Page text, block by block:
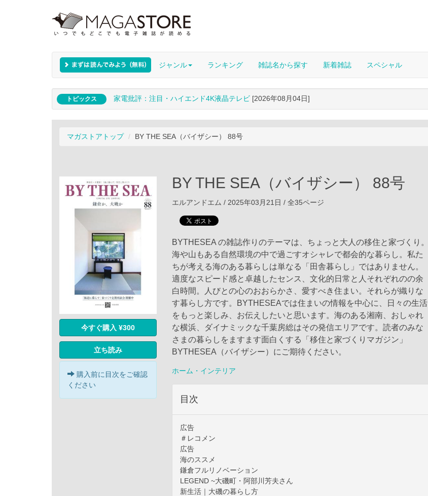
ジャンル ランキング 雑誌名から探す 新着雑誌 スペシャル
トピックス 家電批評：注目・ハイエンド4K液晶テレビ [2026年08月04日]
マガストアトップ BY THE SEA（バイザシー） 88号
今すぐ購入 ¥300
立ち読み
購入前に目次をご確認
ください
BY THE SEA（バイザシー） 88号
エルアンドエム / 2025年03月21日 / 全35ページ
BYTHESEA の雑誌作りのテーマは、ちょっと大人の移住と家づくり。
海や山もある自然環境の中で過ごすオシャレで都会的な暮らし。私た
ちが考える海のある暮らしは単なる「田舎暮らし」ではありません。
適度なスピード感と卓越したセンス、文化的日常と人それぞれのの余
白時間。人びとの心のおおらかさ、愛すべき住まい。それらが織りな
す暮らし方です。BYTHESEAでは住まいの情報を中心に、日々の生活
をもっと楽しみ、お伝えしたいと思います。海のある湘南、おしゃれ
な横浜、ダイナミックな千葉房総はその発信エリアです。読者のみな
さまの暮らしをますます面白くする「移住と家づくりマガジン」
BYTHESEA（バイザシー）にご期待ください。
ホーム・インテリア
目次
広告
＃レコメン
広告
海のススメ
鎌倉フルリノベーション
LEGEND ~大磯町・阿部川芳夫さん
新生活｜大磯の暮らし方